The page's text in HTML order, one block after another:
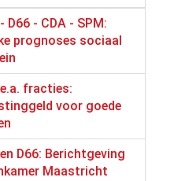
D66 - CDA - SPM:
prognoses sociaal
fracties:
voor goede
D66: Berichtgeving
Maastricht